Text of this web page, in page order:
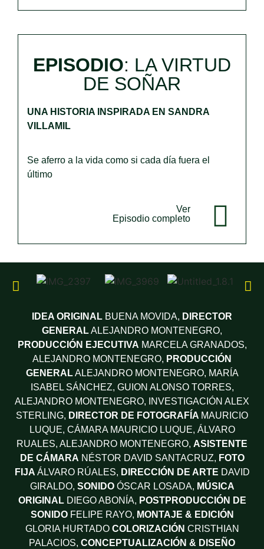
EPISODIO: LA VIRTUD
DE SOÑAR
UNA HISTORIA INSPIRADA EN SANDRA
VILLAMIL
Se aferro a la vida como si cada día fuera el
último
Ver
Episodio completo
IDEA ORIGINAL BUENA MOVIDA, DIRECTOR
GENERALALEJANDRO MONTENEGRO,
PRODUCCIÓN EJECUTIVA MARCELA GRANADOS,
ALEJANDRO MONTENEGRO, PRODUCCIÓN
GENERALALEJANDRO MONTENEGRO, MARÍA
ISABEL SÁNCHEZ, GUION ALONSO TORRES,
ALEJANDRO MONTENEGRO,
INVESTIGACIÓN ALEX
STERLING, DIRECTOR DE FOTOGRAFÍA MAURICIO
LUQUE, CÁMARAMAURICIO LUQUE, ÁLVARO
RUALES, ALEJANDRO MONTENEGRO, ASISTENTE
DE CÁMARA NÉSTOR DAVID SANTACRUZ, FOTO
FIJA ÁLVARO RÚALES, DIRECCIÓN DE ARTE DAVID
GIRALDO, SONIDOÓSCAR LOSADA, MÚSICA
ORIGINALDIEGO ABONÍA, POSTPRODUCCIÓN DE
SONIDOFELIPE RAYO, MONTAJE & EDICIÓN
GLORIA HURTADO COLORIZACIÓN CRISTHIAN
PALACIOS, CONCEPTUALIZACIÓN & DISEÑO